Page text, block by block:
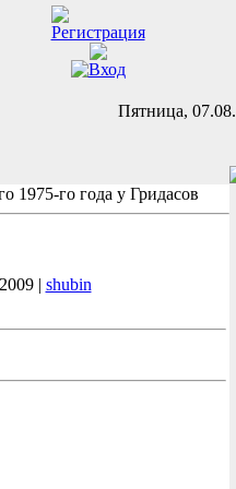
Пятница,
1975-го года у Гридасов
| shubin